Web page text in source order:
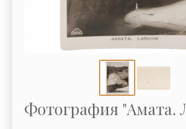
Фотография "Амата.